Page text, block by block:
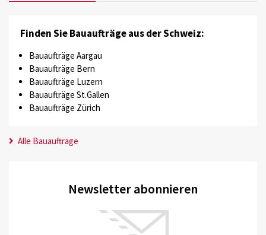
Finden Sie Bauaufträge aus der Schweiz:
Bauaufträge Aargau
Bauaufträge Bern
Bauaufträge Luzern
Bauaufträge St.Gallen
Bauaufträge Zürich
Alle Bauaufträge
Newsletter abonnieren